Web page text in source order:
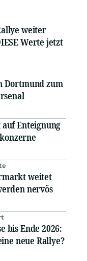
weiter
Werte jetzt
Dortmund zum
Enteignung
weitet
nervös
bis Ende 2026:
neue Rallye?